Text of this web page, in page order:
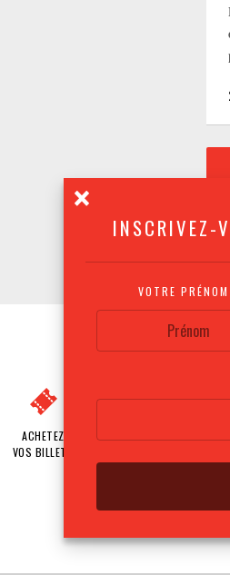
INSCRIVEZ-
VOTRE
ACHETEZ
VOS BILLETS